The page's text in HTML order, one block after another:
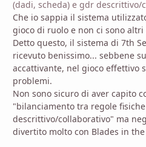
(dadi, scheda) e gdr descrittivo/
Che io sappia il sistema
gioco di ruolo e non ci sono
Detto questo, il sistema di 7th
ricevuto benissimo... sebbene
accattivante, nel gioco effettivo
problemi.
Non sono sicuro di aver capito
"bilanciamento tra regole
descrittivo/collaborativo" ma
divertito molto con Blades in